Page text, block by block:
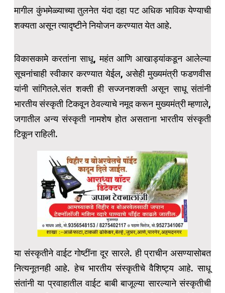
मागील कुंभमेळ्याच्या तुलनेत यंदा दहा पट अधिक भाविक येण्याची
शक्यता असून त्यादृष्टीने नियोजन करण्यात येत आहे.
विकासकामे करतांना साधू, महंत आणि आखाड्यांकडून आलेल्या
सूचनांचाही स्वीकार करण्यात येईल, असेही मुख्यमंत्री फडणवीस
यांनी सांगितले.संत शक्ती ही सज्जनशक्ती असून साधू संतांनी
भारतीय संस्कृती टिकवून ठेवल्याचे नमूद करून मुख्यमंत्री म्हणाले,
जगातील अन्य संस्कृती नामशेष होत असताना भारतीय संस्कृती
टिकून राहिली.
या संस्कृतीने वाईट गोष्टींना दूर सारले. ही प्राचीन असण्यासोबत
नित्यनूतनही आहे. हेच भारतीय संस्कृतीचे वैशिष्ट्य आहे. साधू
संतांनी या प्रवाहातील वाईट बाबी बाजूल्या सारल्याने संस्कृतीची